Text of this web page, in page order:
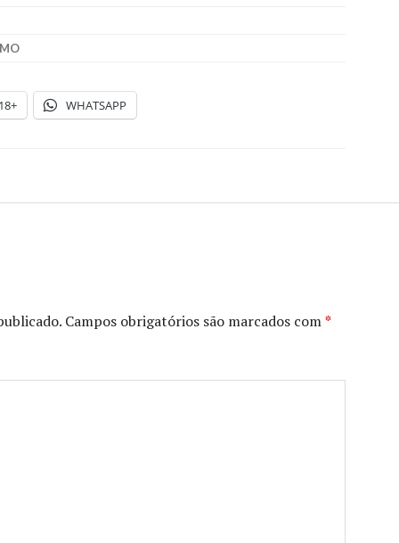
WHATSAPP
Campos obrigatórios são marcados com*